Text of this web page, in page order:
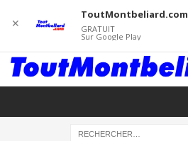
✕
ToutMontbeliard.com
GRATUIT
Sur Google Play